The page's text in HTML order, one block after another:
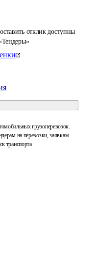
отклик доступны
грузоперевозок.
на перевозки, заявкам
транспорта